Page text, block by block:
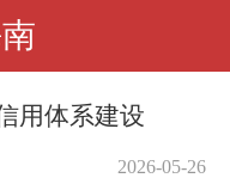
用体系建设
2026-05-26